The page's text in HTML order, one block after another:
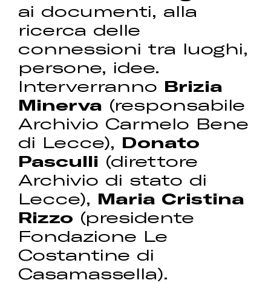
ai documenti, alla
ricerca delle
connessioni tra luoghi,
persone, idee.
Interverranno Brizia
Minerva (responsabile
Archivio Carmelo Bene
di Lecce), Donato
Pasculli (direttore
Archivio di stato di
Lecce), Maria Cristina
Rizzo (presidente
Fondazione Le
Costantine di
Casamassella).